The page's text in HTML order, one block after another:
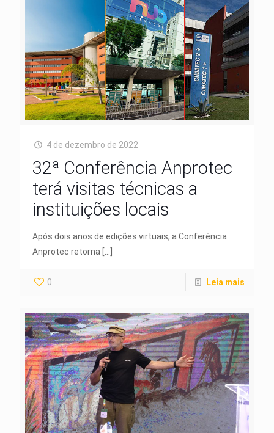
4 de dezembro de 2022
32ª Conferência Anprotec
terá visitas técnicas a
instituições locais
Após dois anos de edições virtuais, a Conferência
Anprotec retorna […]
0 Leia mais